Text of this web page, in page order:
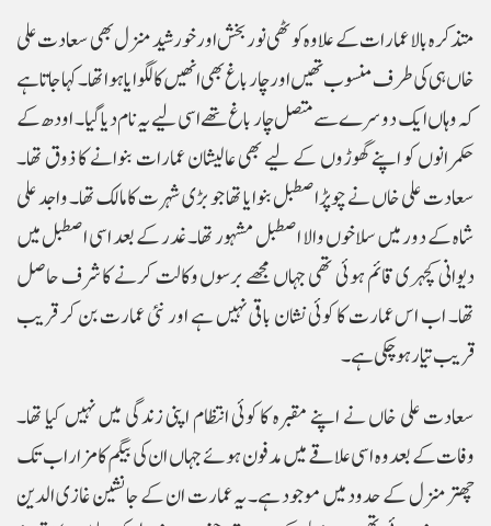
متذکرہ بالا عمارات کے علاوہ کوٹھی نور بخش اور خورشید منزل بھی سعادت علی
خاں ہی کی طرف منسوب تھیں اور چار باغ بھی انھیں کا لگوایا ہوا تھا ۔ کہا جاتا ہے
کہ وہاں ایک دوسرے سے متصل چار باغ تھے اسی لیے یہ نام دیا گیا۔ اودھ کے
حکمرانوں کو اپنے گھوڑوں کے لیے بھی عالیشان عمارات بنوانے کا ذوق تھا۔
سعادت علی خاں نے چوپڑاصطبل بنوایا تھا جو بڑی شہرت کا مالک تھا۔ واجد علی
شاہ کے دور میں سلاخوں والا اصطبل مشہور تھا۔ غدر کے بعد اسی اصطبل میں
دیوانی کچہری قائم ہوئی تھی جہاں مجھے برسوں وکالت کرنے کا شرف حاصل
تھا۔ اب اس عمارت کا کوئی نشان باقی نہیں ہے اور نئی عمارت بن کر قریب
قریب تیار ہو چکی ہے۔
سعادت علی خاں نے اپنے مقبرہ کا کوئی انتظام اپنی زندگی میں نہیں کیا تھا۔
وفات کے بعد وہ اسی علاقے میں مدفون ہوئے جہاں ان کی بیگم کا مزار اب تک
چھتر منزل کے حدود میں موجود ہے۔ یہ عمارت ان کے جانشین غازی الدین